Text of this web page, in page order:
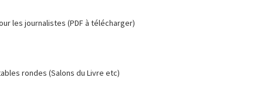
les journalistes (PDF à télécharger)
rondes (Salons du Livre etc)